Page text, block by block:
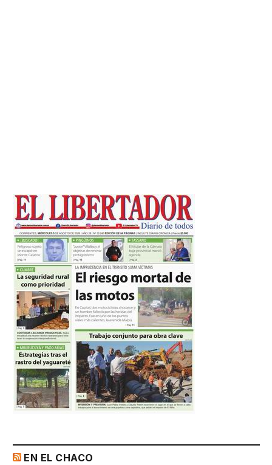
EN EL CHACO